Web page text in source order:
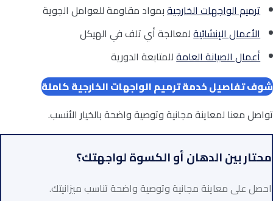
ترميم الواجهات الخارجيةبمواد مقاومة للعوامل الجوية
الأعمال الإنشائيةلمعالجة أي تلف في الهيكل
أعمال الصيانة العامةللمتابعة الدورية
شوف تفاصيل خدمة ترميم الواجهات الخارجية كاملة
تواصل معنا لمعاينة مجانية وتوصية واضحة بالخيار الأنسب.
محتار بين الدهان أو الكسوة لواجهتك؟
احصل على معاينة مجانية وتوصية واضحة تناسب ميزانيتك.